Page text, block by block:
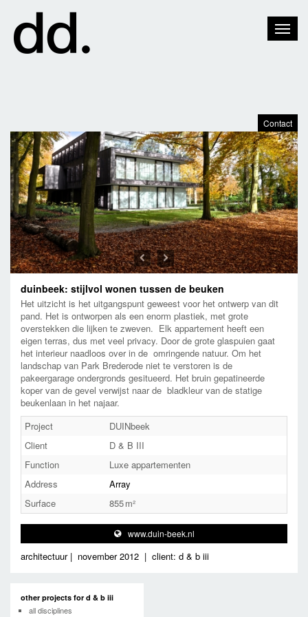
Contact
Toggle
Previous
Next
duinbeek: stijlvol wonen tussen de beuken
Het uitzicht is het uitgangspunt geweest voor het ontwerp van dit
pand. Het is ontworpen als een enorm plastiek, met grote
overstekken die lijken te zweven. Elk appartement heeft een
eigen terras, dus met veel privacy. Door de grote glaspuien gaat
het interieur naadloos over in de omringende natuur. Om het
landschap van Park Brederode niet te verstoren is de
pakeergarage ondergronds gesitueerd. Het bruin gepatineerde
koper van de gevel verwijst naar de bladkleur van de statige
beukenlaan in het najaar.
Project
DUINbeek
Client
D & B III
Function
Luxe appartementen
Address
Array
Surface
855
www.duin-beek.nl
architectuur | november 2012 | client: d & b iii
other projects for d & b iii
all disciplines